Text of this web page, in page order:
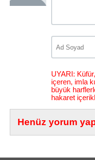
UYARI:
içeren, imla
büyük
hakaret
Henüz yorum